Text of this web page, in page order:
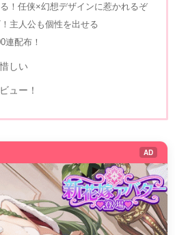
！任侠×幻想デザインに惹かれるぞ
主人公も個性を出せる
連配布！
しい
ュー！
AD